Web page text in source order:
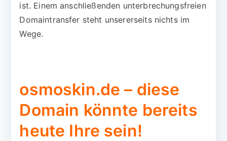
ist. Einem anschließenden unterbrechungsfreien
Domaintransfer steht unsererseits nichts im
Wege.
osmoskin.de – diese
Domain könnte bereits
heute Ihre sein!